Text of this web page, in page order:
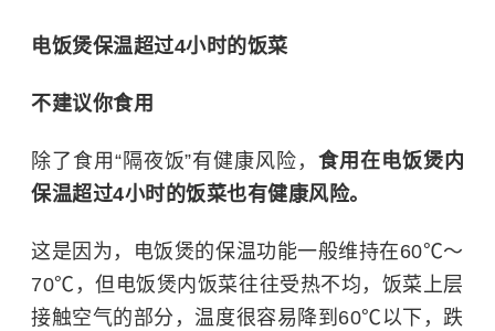
电饭煲保温超过4小时的饭菜
不建议你食用
除了食用“隔夜饭”有健康风险， 食用在电饭煲内
保温超过4小时的饭菜也有健康风险。
这是因为，电饭煲的保温功能一般维持在60℃～
70℃，但电饭煲内饭菜往往受热不均，饭菜上层
接触空气的部分，温度很容易降到60℃以下，跌